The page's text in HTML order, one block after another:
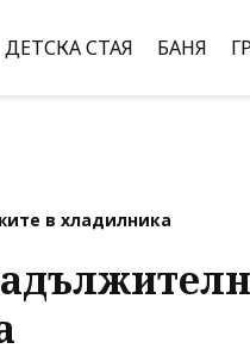
ДЕТСКА СТАЯ БАНЯ
в хладилника